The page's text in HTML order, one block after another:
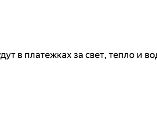
в платежках за свет, тепло и